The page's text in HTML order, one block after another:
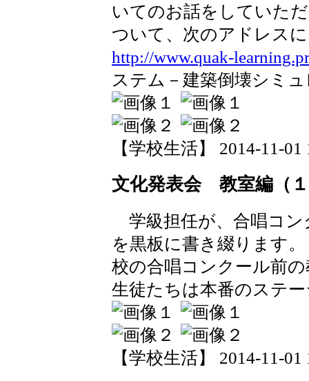
いてのお話をしていた
ついて、次のアドレス
http://www.quak-
ステム－建築倒壊シミ
【学校生活】 2014-11-01
文化発表会 教室編（
学級担任が、合唱コン
を黒板に書き綴ります
校の合唱コンクール前
生徒たちは本番のステ
【学校生活】 2014-11-01